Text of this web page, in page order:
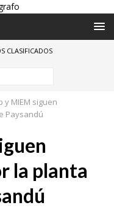
CLASIFICADOS
y MIEM siguen
Paysandú
la planta